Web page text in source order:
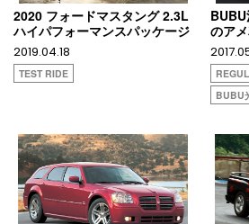
2020 フォードマスタング 2.3L
ハイパフォーマンスパッケージ
2019.04.18
TEST RIDE
のア
BUBU